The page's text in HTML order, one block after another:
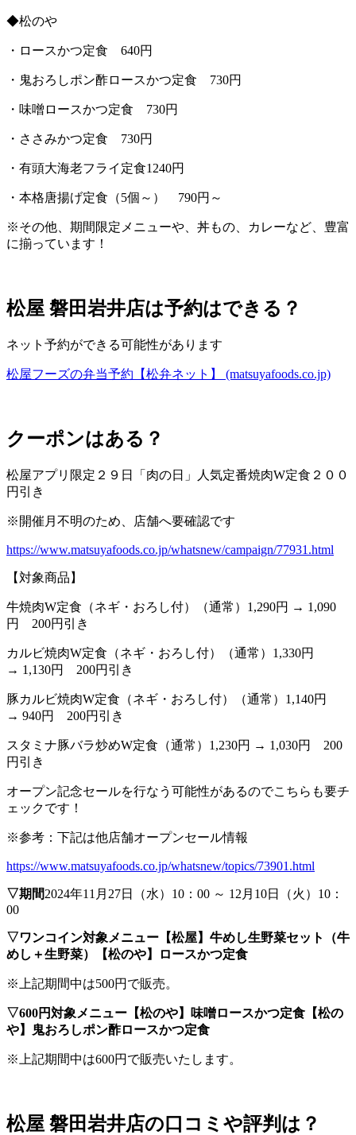
◆松のや
・ロースかつ定食 640円
・鬼おろしポン酢ロースかつ定食 730円
・味噌ロースかつ定食 730円
・ささみかつ定食 730円
・有頭大海老フライ定食1240円
・本格唐揚げ定食（5個～） 790円～
※その他、期間限定メニューや、丼もの、カレーなど、豊富
に揃っています！
松屋 磐田岩井店は予約はできる？
ネット予約ができる可能性があります
松屋フーズの弁当予約【松弁ネット】 (matsuyafoods.co.jp)
クーポンはある？
松屋アプリ限定２９日「肉の日」人気定番焼肉W定食２００
円引き
※ 開催月不明のため、店舗へ要確認です
https://www.matsuyafoods.co.jp/whatsnew/campaign/77931.html
【対象商品】
牛焼肉W定食（ネギ・おろし付）（通常） 1,290円 → 1,090
円 200円引き
カルビ焼肉W定食（ネギ・おろし付）（通常） 1,330円
→ 1,130円 200円引き
豚カルビ焼肉W定食（ネギ・おろし付）（通常） 1,140円
→ 940円 200円引き
スタミナ豚バラ炒めW定食（通常） 1,230円 → 1,030円 200
円引き
オープン記念セールを行なう可能性があるのでこちらも要チ
ェックです！
※参考：下記は他店舗オープンセール情報
https://www.matsuyafoods.co.jp/whatsnew/topics/73901.html
▽期間2024年11月27日（水）10：00 ～ 12月10日（火）10：
00
▽ワンコイン対象メニュー 【松屋】牛めし生野菜セット（牛
めし＋生野菜）
【松のや】ロースかつ定食
※上記期間中は500円で販売。
▽600円対象メニュー 【松のや】味噌ロースかつ定食 【松の
や】鬼おろしポン酢ロースかつ定食
※上記期間中は600円で販売いたします。
松屋 磐田岩井店の口コミや評判は？